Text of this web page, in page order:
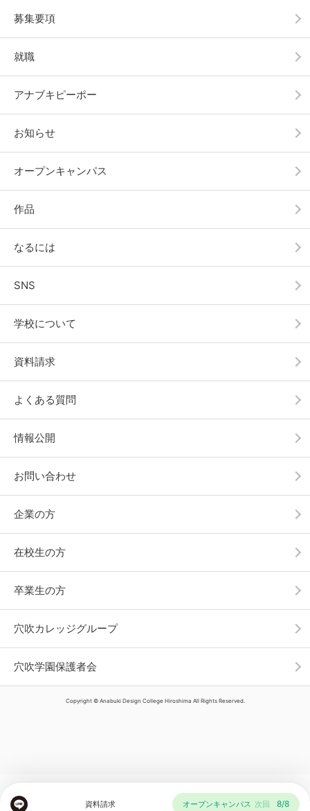
募集要項
就職
アナブキピーポー
お知らせ
オープンキャンパス
作品
なるには
SNS
学校について
資料請求
よくある質問
情報公開
お問い合わせ
企業の方
在校生の方
卒業生の方
穴吹カレッジグループ
穴吹学園保護者会
資料請求 オープンキャンパス 次回 8/8
Copyright © Anabuki Design College Hiroshima All Rights Reserved.